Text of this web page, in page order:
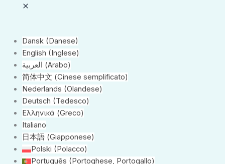
Dansk(Danese)
English (Inglese)
العربية (Arabo)
简体中文 (Cinese semplificato)
Nederlands (Olandese)
Deutsch (Tedesco)
Ελληνικά (Greco)
Italiano
日本語(Giapponese)
Polski (Polacco)
Português (Portoghese, Portogallo)